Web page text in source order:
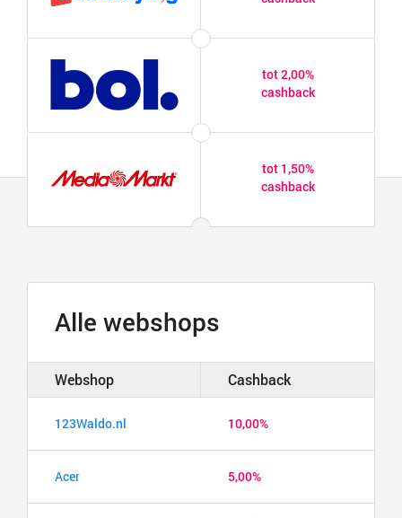
tot 2,00%
cashback
tot 1,50%
cashback
Alle webshops
Webshop Cashback
123Waldo.nl 10,00%
Acer 5,00%